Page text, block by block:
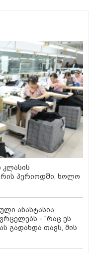
კლასის
პერიოდში, ხოლო
ანასტასია
- "რაც ეს
გადახდა თავს, მის